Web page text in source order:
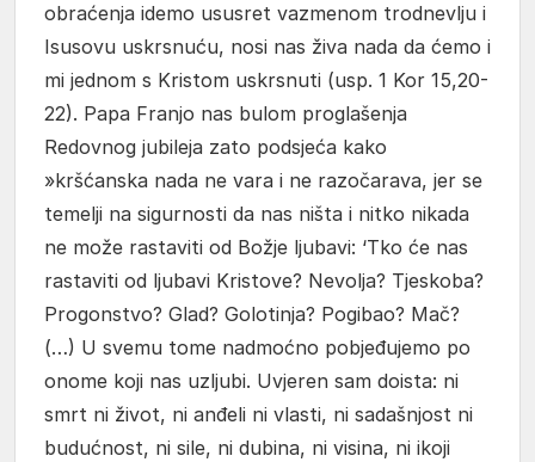
obraćenja idemo ususret vazmenom trodnevlju i
Isusovu uskrsnuću, nosi nas živa nada da ćemo i
mi jednom s Kristom uskrsnuti (usp. 1 Kor 15,20-
22). Papa Franjo nas bulom proglašenja
Redovnog jubileja zato podsjeća kako
»kršćanska nada ne vara i ne razočarava, jer se
temelji na sigurnosti da nas ništa i nitko nikada
ne može rastaviti od Božje ljubavi: ‘Tko će nas
rastaviti od ljubavi Kristove? Nevolja? Tjeskoba?
Progonstvo? Glad? Golotinja? Pogibao? Mač?
(…) U svemu tome nadmoćno pobjeđujemo po
onome koji nas uzljubi. Uvjeren sam doista: ni
smrt ni život, ni anđeli ni vlasti, ni sadašnjost ni
budućnost, ni sile, ni dubina, ni visina, ni ikoji